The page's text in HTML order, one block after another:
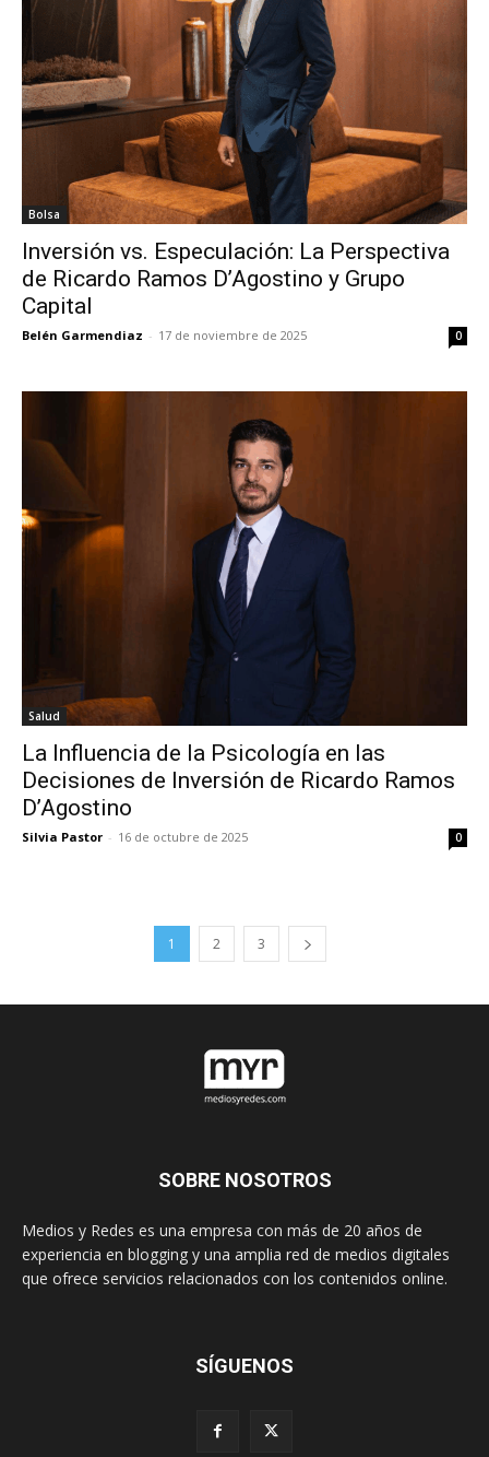
Bolsa
Inversión vs. Especulación: La Perspectiva
de Ricardo Ramos D’Agostino y Grupo
Capital
Belén Garmendiaz - 17 de noviembre de 2025 0
Salud
La Influencia de la Psicología en las
Decisiones de Inversión de Ricardo Ramos
D’Agostino
Silvia Pastor - 16 de octubre de 2025 0
1 2 3
SOBRE NOSOTROS
Medios y Redes es una empresa con más de 20 años de
experiencia en blogging y una amplia red de medios digitales
que ofrece servicios relacionados con los contenidos online.
SÍGUENOS